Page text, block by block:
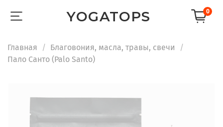
YOGATOPS 0
Главная
Благовония, масла, травы, свечи
Пало Санто (Palo Santo)